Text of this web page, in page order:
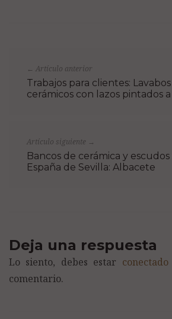
← Artículo anterior
Trabajos para clientes:
cerámicos con lazos pintados
Artículo siguiente →
Bancos de cerámica y
España de Sevilla: Albacete
Deja una respuesta
Lo siento, debes estar conectado
comentario.